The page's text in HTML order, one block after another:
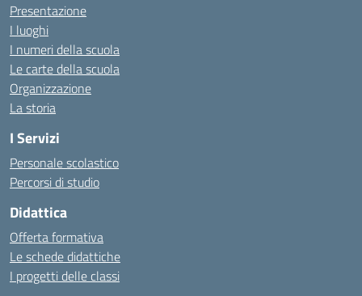
Presentazione
I luoghi
I numeri della scuola
Le carte della scuola
Organizzazione
La storia
I Servizi
Personale scolastico
Percorsi di studio
Didattica
Offerta formativa
Le schede didattiche
I progetti delle classi